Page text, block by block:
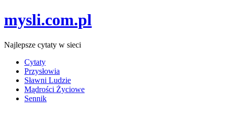
mysli.com.pl
Najlepsze cytaty w sieci
Cytaty
Przysłowia
Sławni Ludzie
Mądrości Życiowe
Sennik